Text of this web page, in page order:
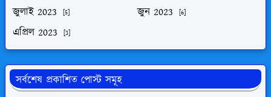
জুলাই 2023 [5] জুন 2023 [6]
এপ্রিল 2023 [3]
সর্বশেষ প্রকাশিত পোস্ট সমূহ